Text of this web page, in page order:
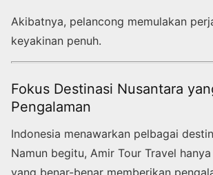
Akibatnya, pelancong memulakan
keyakinan penuh.
Fokus Destinasi Nusantara
Pengalaman
Indonesia menawarkan pelbagai
Namun begitu, Amir Tour Travel
yang benar-benar memberikan